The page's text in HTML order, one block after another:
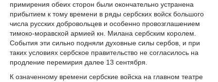
примирения обеих сторон были окончательно устранена
прибытием к тому времени в ряды сербских войск большого
числа русских добровольцев и особенно провозглашением
тимоко-моравской армией кн. Милана сербским королем.
События эти сильно подняли духовные силы сербов, и при
таких условиях сербское правительство не согласилось на
продление перемирия далее 13 сентября.
К означенному времени сербские войска на главном театре